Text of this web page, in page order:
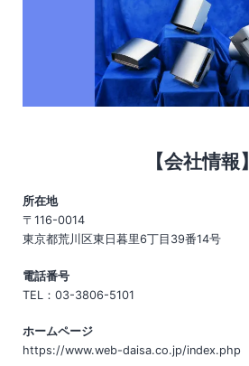
【会社情報】
所在地
〒116-0014
東京都荒川区東日暮里6丁目39番14号
電話番号
TEL：03-3806-5101
ホームページ
https://www.web-daisa.co.jp/index.php